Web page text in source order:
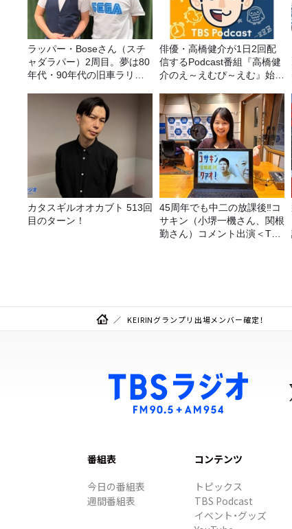
ラッパー・Boseさん（スチ
ャダラパー）2周目。夢は80
年代・90年代の旧車ラリ
俳優・高橋健介が1日2回配
信するPodcast番組『高橋健
介のえ～えむぴ～えむ』始ま
カタスギルオオカブト 513回
目のターン！
45周年でも中二の放課後‼コ
サキン（小堺一機さん、関根
勤さん）コメント出演＜TBS
KEIRINグランプリ出場メンバー確定！
番組表
今日の番組表
週間番組表
コンテンツ
トピックス
TBS Podcast
イベント・グッズ